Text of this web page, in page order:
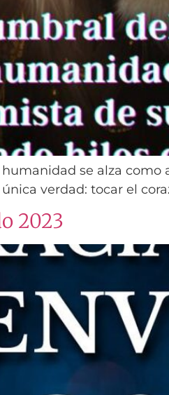
se alza
verdad: tocar el
2023